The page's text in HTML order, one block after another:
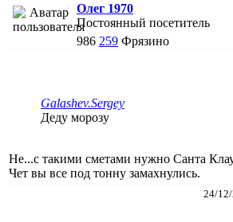
Олег 1970
Постоянный посетитель
986 259 Фрязино
Galashev.Sergey
Деду морозу
Не...с такими сметами нужно Санта
Чет вы все под тонну замахнулись.
24/